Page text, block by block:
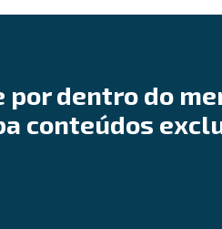
por dentro do
conteúdos